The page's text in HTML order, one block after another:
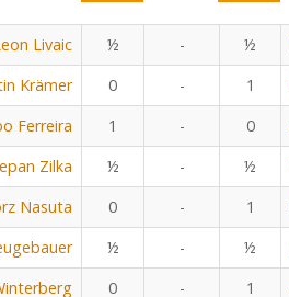
Livaic ½ - ½
Krämer 0 - 1
Ferreira 1 - 0
Zilka ½ - ½
Nasuta 0 - 1
½ - ½
0 - 1